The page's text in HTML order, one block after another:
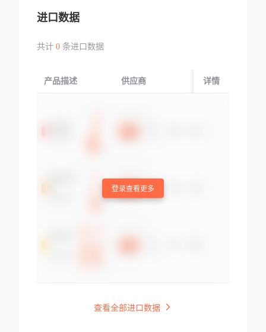
进口数据
共计 0条进口数据
产品描述 供应商 起运国/地区
详情
登录查看更多
查看全部进口数据